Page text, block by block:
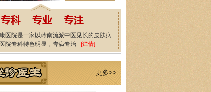
医院是一家以岭南流派中医见长的皮肤病
院专科特色明显，专病专治...[详情]
更多>>